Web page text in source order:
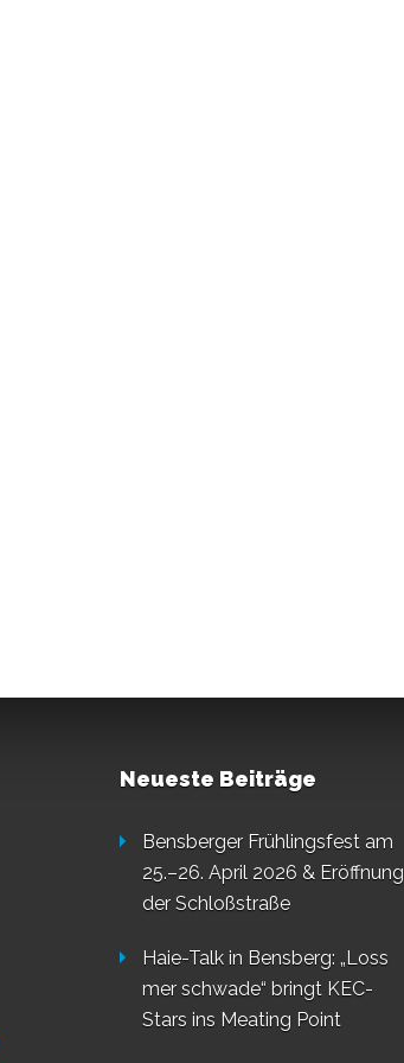
Neueste Beiträge
Bensberger Frühlingsfest am
25.–26. April 2026 & Eröffnung
der Schloßstraße
Haie-Talk in Bensberg: „Loss
mer schwade“ bringt KEC-
Stars ins Meating Point